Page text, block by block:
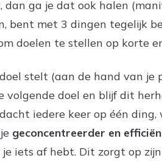
ga je dat ook halen
bent met 3 dingen tegelijk
doelen te stellen op korte
stelt (aan de hand van je
volgende doel en blijf dit
iedere keer op één
geconcentreerder en
iets af hebt. Dit zorgt op